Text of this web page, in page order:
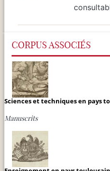
CORPUS ASSOCIÉS
Sciences et techniques en pays
Manuscrits